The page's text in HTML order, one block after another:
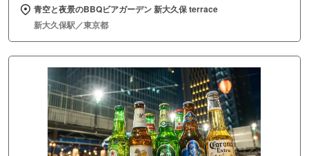
青空と夜景のBBQビアガーデン 新大久保 terrace
新大久保駅／東京都